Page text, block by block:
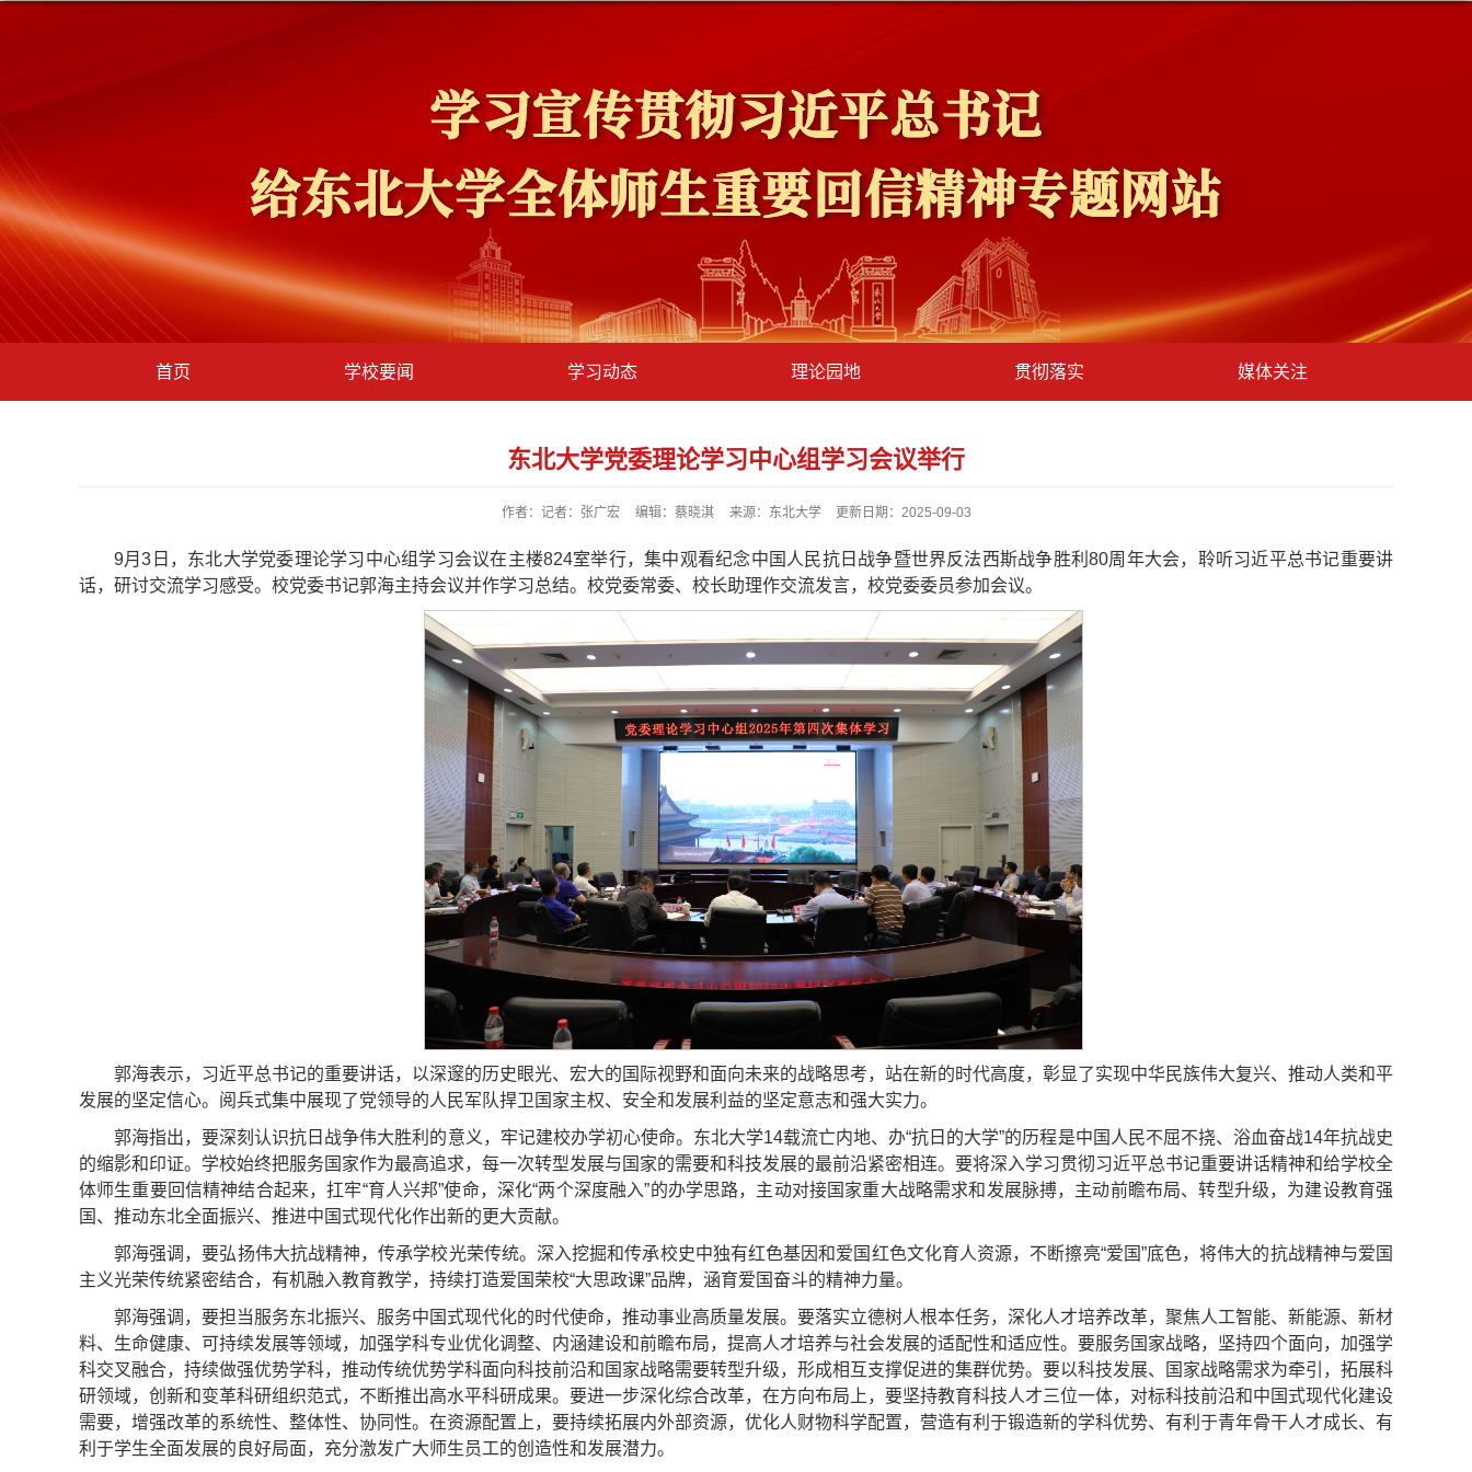
首页 学校要闻 学习动态 理论园地 贯彻落实 媒体关注
东北大学党委理论学习中心组学习会议举行
作者：记者：张广宏 编辑：蔡晓淇 来源：东北大学 更新日期：2025-09-03
9月3日，东北大学党委理论学习中心组学习会议在主楼824室举行，集中观看纪念中国人民抗日战争暨世界反法西斯战争胜利80周年大会，聆听习近平总书记重要讲
话，研讨交流学习感受。校党委书记郭海主持会议并作学习总结。校党委常委、校长助理作交流发言，校党委委员参加会议。
郭海表示，习近平总书记的重要讲话，以深邃的历史眼光、宏大的国际视野和面向未来的战略思考，站在新的时代高度，彰显了实现中华民族伟大复兴、推动人类和平
发展的坚定信心。阅兵式集中展现了党领导的人民军队捍卫国家主权、安全和发展利益的坚定意志和强大实力。
郭海指出，要深刻认识抗日战争伟大胜利的意义，牢记建校办学初心使命。东北大学14载流亡内地、办“抗日的大学”的历程是中国人民不屈不挠、浴血奋战14年抗战史
的缩影和印证。学校始终把服务国家作为最高追求，每一次转型发展与国家的需要和科技发展的最前沿紧密相连。要将深入学习贯彻习近平总书记重要讲话精神和给学校全
体师生重要回信精神结合起来，扛牢“育人兴邦”使命，深化“两个深度融入”的办学思路，主动对接国家重大战略需求和发展脉搏，主动前瞻布局、转型升级，为建设教育强
国、推动东北全面振兴、推进中国式现代化作出新的更大贡献。
郭海强调，要弘扬伟大抗战精神，传承学校光荣传统。深入挖掘和传承校史中独有红色基因和爱国红色文化育人资源，不断擦亮“爱国”底色，将伟大的抗战精神与爱国
主义光荣传统紧密结合，有机融入教育教学，持续打造爱国荣校“大思政课”品牌，涵育爱国奋斗的精神力量。
郭海强调，要担当服务东北振兴、服务中国式现代化的时代使命，推动事业高质量发展。要落实立德树人根本任务，深化人才培养改革，聚焦人工智能、新能源、新材
料、生命健康、可持续发展等领域，加强学科专业优化调整、内涵建设和前瞻布局，提高人才培养与社会发展的适配性和适应性。要服务国家战略，坚持四个面向，加强学
科交叉融合，持续做强优势学科，推动传统优势学科面向科技前沿和国家战略需要转型升级，形成相互支撑促进的集群优势。要以科技发展、国家战略需求为牵引，拓展科
研领域，创新和变革科研组织范式，不断推出高水平科研成果。要进一步深化综合改革，在方向布局上，要坚持教育科技人才三位一体，对标科技前沿和中国式现代化建设
需要，增强改革的系统性、整体性、协同性。在资源配置上，要持续拓展内外部资源，优化人财物科学配置，营造有利于锻造新的学科优势、有利于青年骨干人才成长、有
利于学生全面发展的良好局面，充分激发广大师生员工的创造性和发展潜力。